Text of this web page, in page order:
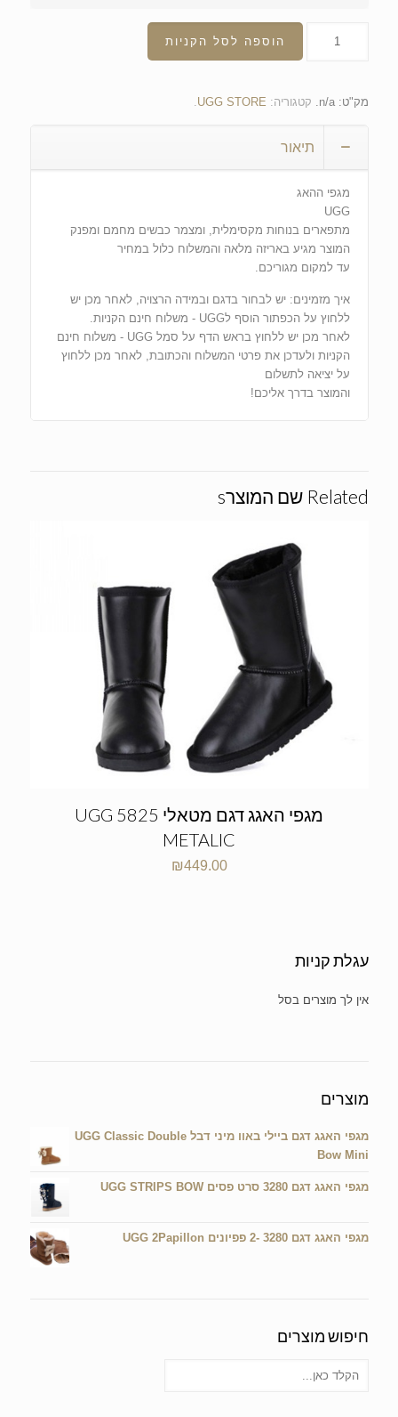
הוספה לסל הקניות
מק"ט:n/a קטגוריה: UGG STORE
תיאור
מגפי ההאג
UGG
מתפארים בנוחות מקסימלית, ומצמר כבשים מחמם ומפנק
המוצר מגיע באריזה מלאה והמשלוח כלול במחיר
עד למקום מגוריכם.
איך מזמינים: יש לבחור בדגם ובמידה הרצויה, לאחר מכן יש
ללחוץ על הכפתור הוסף לUGG - משלוח חינם הקניות.
לאחר מכן יש ללחוץ בראש הדף על סמל UGG - משלוח חינם
הקניות ולעדכן את פרטי המשלוח והכתובת, לאחר מכן ללחוץ
על יציאה לתשלום
והמוצר בדרך אליכם!
Related שם המוצרs
מגפי האגג דגם מטאלי UGG 5825
METALIC
₪449.00
עגלת קניות
מוצרים
מגפי האגג דגם ביילי באוו מיני דבל UGG Classic Double
Bow Mini
מגפי האגג דגם 3280 סרט פסים UGG STRIPS BOW
מגפי האגג דגם 3280 -2 פפיונים UGG 2Papillon
חיפוש מוצרים